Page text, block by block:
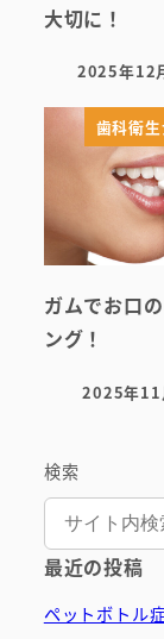
大切に！
投稿日
2025年12
歯科衛
ガムでお口
ング！
投稿日
2025年11
検索
最近の投稿
ペットボトル